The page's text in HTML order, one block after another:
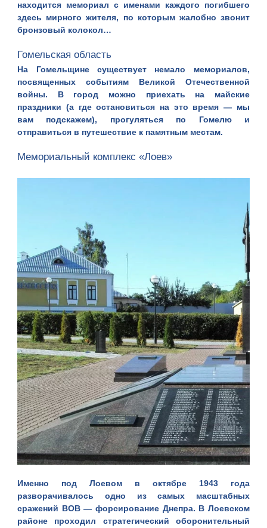
находится мемориал с именами каждого погибшего
здесь мирного жителя, по которым жалобно звонит
бронзовый колокол…
Гомельская область
На Гомельщине существует немало мемориалов,
посвященных событиям Великой Отечественной
войны. В город можно приехать на майские
праздники (а где остановиться на это время — мы
вам подскажем), прогуляться по Гомелюи
отправиться в путешествие к памятным местам.
Мемориальный комплекс «Лоев»
Именно под Лоевом в октябре 1943 года
разворачивалось одно из самых масштабных
сражений ВОВ — форсирование Днепра. В Лоевском
районе проходил стратегический оборонительный